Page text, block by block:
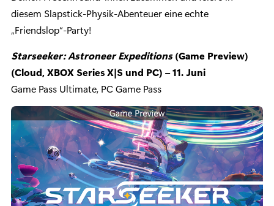
diesem Slapstick-Physik-Abenteuer eine echte
„Friendslop“-Party!
Starseeker: Astroneer Expeditions(Game Preview)
(Cloud, XBOX Series X|S und PC) – 11. Juni
Game Pass Ultimate, PC Game Pass